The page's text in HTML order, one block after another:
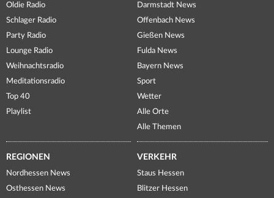
Oldie Radio
Schlager Radio
Party Radio
Lounge Radio
Weihnachtsradio
Meditationsradio
Top 40
Playlist
Darmstadt News
Offenbach News
Gießen News
Fulda News
Bayern News
Sport
Wetter
Alle Orte
Alle Themen
REGIONEN
Nordhessen News
Osthessen News
VERKEHR
Staus Hessen
Blitzer Hessen